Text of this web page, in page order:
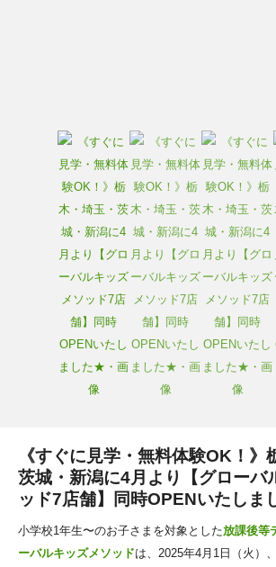
《すぐに見学・無料体験OK！》
茨城・新潟に4月より【グローバ
ッド7店舗】同時OPENいたしま
小学校1年生〜のお子さまを対象とした放課後等
ーバルキッズメソッドは、2025年4月1日（火）